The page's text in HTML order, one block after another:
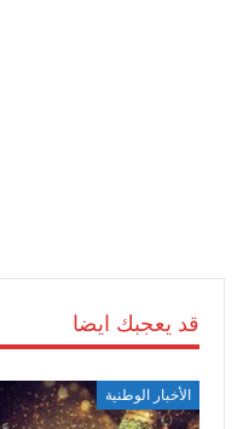
قد يعجبك ايضا
الأخبار الوطنية